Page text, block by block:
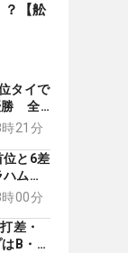
？【舩
タイで
勝 全
21分
位と6差
ム・
00分
差・
B・ゲ